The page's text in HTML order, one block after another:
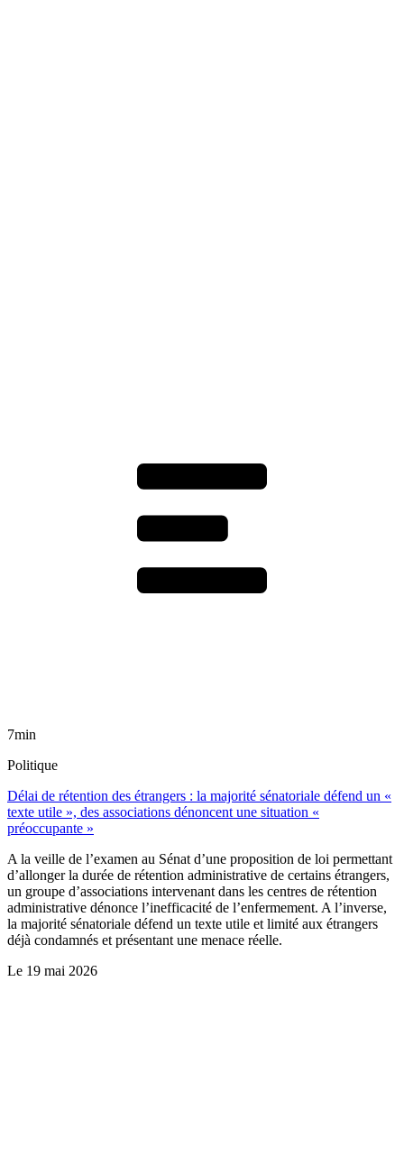
7min
Politique
Délai de rétention des étrangers : la majorité sénatoriale défend un «
texte utile », des associations dénoncent une situation «
préoccupante »
A la veille de l’examen au Sénat d’une proposition de loi permettant
d’allonger la durée de rétention administrative de certains étrangers,
un groupe d’associations intervenant dans les centres de rétention
administrative dénonce l’inefficacité de l’enfermement. A l’inverse,
la majorité sénatoriale défend un texte utile et limité aux étrangers
déjà condamnés et présentant une menace réelle.
Le 19 mai 2026